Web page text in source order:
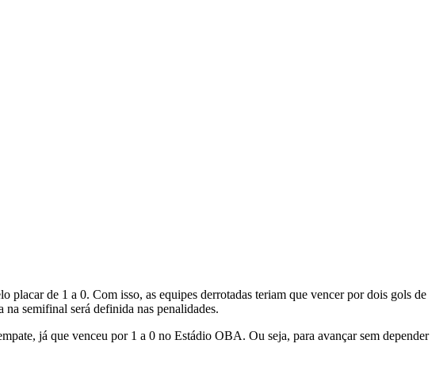
de 1 a 0. Com isso, as equipes derrotadas teriam que vencer por dois gols de
semifinal será definida nas penalidades.
já que venceu por 1 a 0 no Estádio OBA. Ou seja, para avançar sem depender